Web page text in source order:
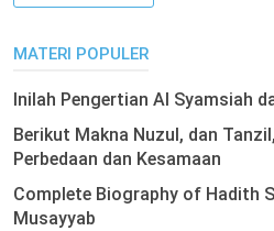
MATERI POPULER
Inilah Pengertian Al Syamsiah
Berikut Makna Nuzul, dan
Perbedaan dan Kesamaan
Complete Biography of Hadith
Musayyab